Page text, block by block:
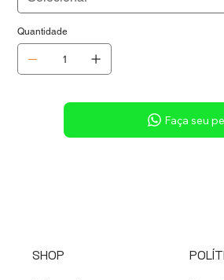
Quantidade
Sob consulta
Faça seu
SHOP